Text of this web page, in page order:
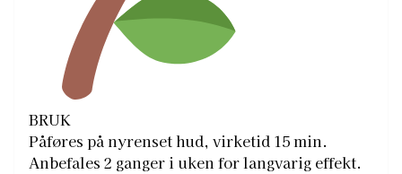
BRUK
Påføres på nyrenset hud, virketid 15 min.
Anbefales 2 ganger i uken for langvarig effekt.